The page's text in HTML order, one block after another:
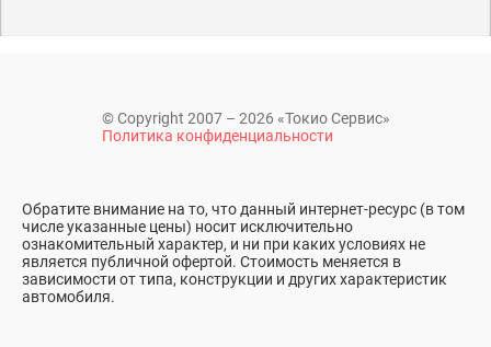
© Copyright 2007 – 2026 «Токио Сервис»
Политика конфиденциальности
Обратите внимание на то, что данный интернет-ресурс (в том
числе указанные цены) носит исключительно
ознакомительный характер, и ни при каких условиях не
является публичной офертой. Стоимость меняется в
зависимости от типа, конструкции и других характеристик
автомобиля.